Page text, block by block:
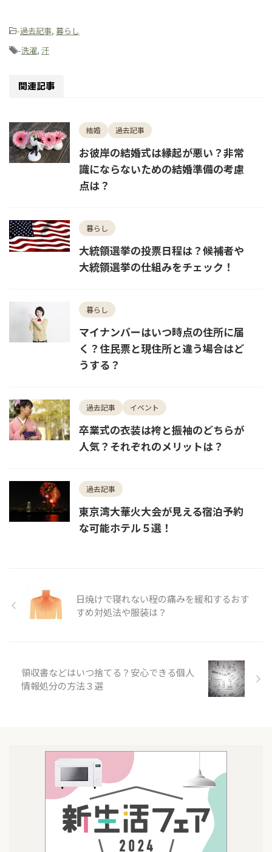
-過去記事, 暮らし
-洗濯, 汗
関連記事
結婚 過去記事
お彼岸の結婚式は縁起が悪い？非常
識にならないための結婚準備の考慮
点は？
暮らし
大統領選挙の投票日程は？候補者や
大統領選挙の仕組みをチェック！
暮らし
マイナンバーはいつ時点の住所に届
く？住民票と現住所と違う場合はど
うする？
過去記事 イベント
卒業式の衣装は袴と振袖のどちらが
人気？それぞれのメリットは？
過去記事
東京湾大華火大会が見える宿泊予約
な可能ホテル５選！
日焼けで寝れない程の痛みを緩和するおす
すめ対処法や服装は？
領収書などはいつ捨てる？安心できる個人
情報処分の方法３選